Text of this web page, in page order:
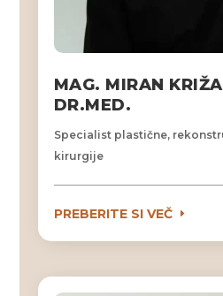
MAG. MIRAN
DR.MED.
Specialist plastične,
kirurgije
PREBERITE SI VEČ